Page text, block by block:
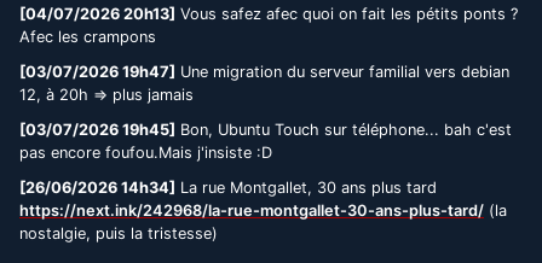
[04/07/2026 20h13] Vous safez afec quoi on fait les pétits ponts ?
Afec les crampons
[03/07/2026 19h47] Une migration du serveur familial vers debian
12, à 20h => plus jamais
[03/07/2026 19h45] Bon, Ubuntu Touch sur téléphone... bah c'est
pas encore foufou.Mais j'insiste :D
[26/06/2026 14h34] La rue Montgallet, 30 ans plus tard
https://next.ink/242968/la-rue-montgallet-30-ans-plus-tard/ (la
nostalgie, puis la tristesse)